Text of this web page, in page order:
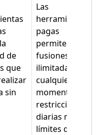
de
que
sin
Las
herramientas
pagas
permiten
fusiones
ilimitadas en
cualquier
momento sin
restricciones
diarias ni
límites de uso.